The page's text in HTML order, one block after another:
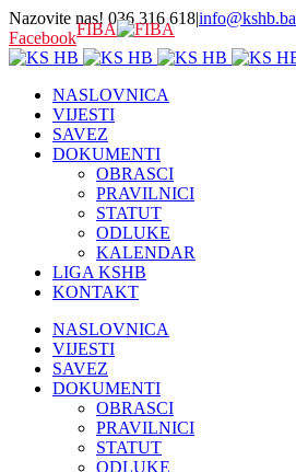
Nazovite nas! 036 316 618|info@kshb.ba
FacebookFIBA
NASLOVNICA
VIJESTI
SAVEZ
DOKUMENTI
OBRASCI
PRAVILNICI
STATUT
ODLUKE
KALENDAR
LIGA KSHB
KONTAKT
NASLOVNICA
VIJESTI
SAVEZ
DOKUMENTI
OBRASCI
PRAVILNICI
STATUT
ODLUKE